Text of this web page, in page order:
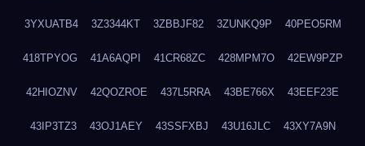
3YXUATB4 3Z3344KT 3ZBBJF82 3ZUNKQ9P 40PEO5RM
418TPYOG 41A6AQPI 41CR68ZC 428MPM7O 42EW9PZP
42HIOZNV 42QOZROE 437L5RRA 43BE766X 43EEF23E
43IP3TZ3 43OJ1AEY 43SSFXBJ 43U16JLC 43XY7A9N